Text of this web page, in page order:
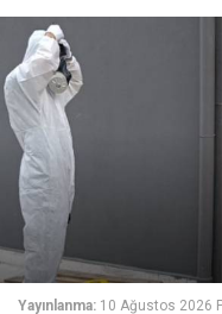
Yayınlanma: 10 Ağustos 2026